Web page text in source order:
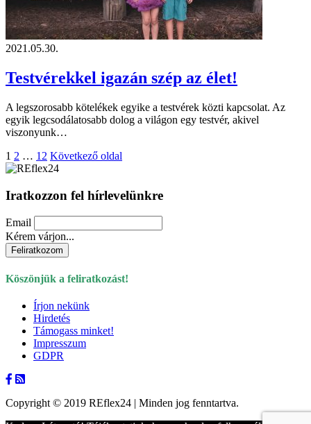
2021.05.30.
Testvérekkel igazán szép az élet!
A legszorosabb kötelékek egyike a testvérek közti kapcsolat. Az
egyik legcsodálatosabb dolog a világon egy testvér, akivel
viszonyunk…
1 2 … 12 Következő oldal
Iratkozzon fel hírlevelünkre
Email
Kérem várjon...
Köszönjük a feliratkozást!
Írjon nekünk
Hirdetés
Támogass minket!
Impresszum
GDPR
Copyright © 2019 REflex24 | Minden jog fenntartva.